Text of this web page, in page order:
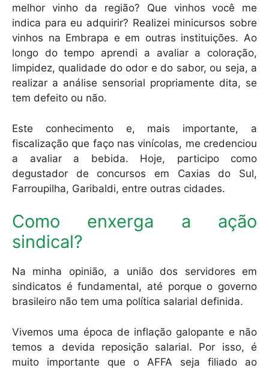
melhor vinho da região? Que vinhos você me
indica para eu adquirir? Realizei minicursos sobre
vinhos na Embrapa e em outras instituições. Ao
longo do tempo aprendi a avaliar a coloração,
limpidez, qualidade do odor e do sabor, ou seja, a
realizar a análise sensorial propriamente dita, se
tem defeito ou não.
Este conhecimento e, mais importante, a
fiscalização que faço nas vinícolas, me credenciou
a avaliar a bebida. Hoje, participo como
degustador de concursos em Caxias do Sul,
Farroupilha, Garibaldi, entre outras cidades.
Como enxerga a ação
sindical?
Na minha opinião, a união dos servidores em
sindicatos é fundamental, até porque o governo
brasileiro não tem uma política salarial definida.
Vivemos uma época de inflação galopante e não
temos a devida reposição salarial. Por isso, é
muito importante que o AFFA seja filiado ao